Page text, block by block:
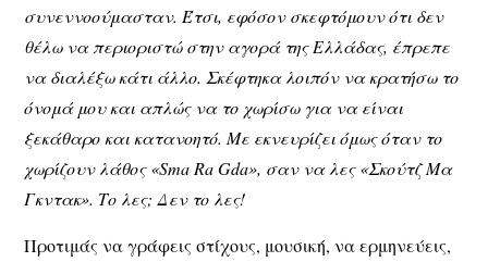
συνεννοούμασταν. Έτσι, εφόσον σκεφτόμουν ότι δεν
θέλω να περιοριστώ στην αγορά της Ελλάδας, έπρεπε
να διαλέξω κάτι άλλο. Σκέφτηκα λοιπόν να κρατήσω το
όνομά μου και απλώς να το χωρίσω για να είναι
ξεκάθαρο και κατανοητό. Με εκνευρίζει όμως όταν το
χωρίζουν λάθος «Sma Ra Gda», σαν να λες «Σκούτζ Μα
Γκντακ». Το λες; Δεν το λες!
Προτιμάς να γράφεις στίχους, μουσική, να ερμηνεύεις,